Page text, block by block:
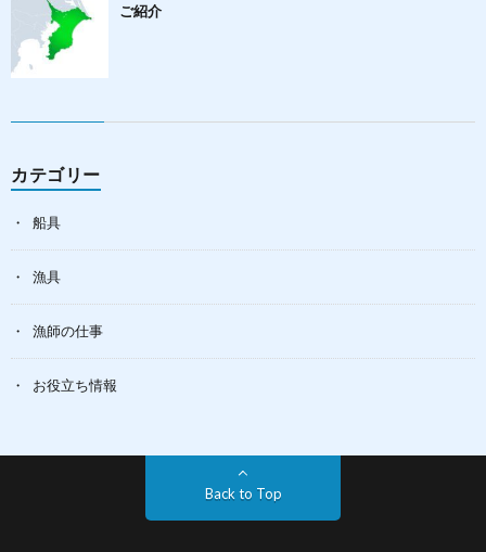
ご紹介
カテゴリー
船具
漁具
漁師の仕事
お役立ち情報
Back to Top